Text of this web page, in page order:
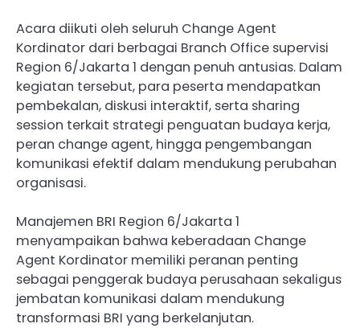
Acara diikuti oleh seluruh Change Agent
Kordinator dari berbagai Branch Office supervisi
Region 6/Jakarta 1 dengan penuh antusias. Dalam
kegiatan tersebut, para peserta mendapatkan
pembekalan, diskusi interaktif, serta sharing
session terkait strategi penguatan budaya kerja,
peran change agent, hingga pengembangan
komunikasi efektif dalam mendukung perubahan
organisasi.
Manajemen BRI Region 6/Jakarta 1
menyampaikan bahwa keberadaan Change
Agent Kordinator memiliki peranan penting
sebagai penggerak budaya perusahaan sekaligus
jembatan komunikasi dalam mendukung
transformasi BRI yang berkelanjutan.